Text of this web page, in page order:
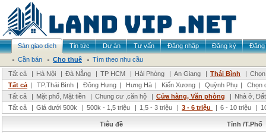
Sàn giao dịch Tin tức Dự án Tư vấn Đăng nhập Đăng ký
Đăng
Cần bán
Cho thuê
Tìm theo nhu cầu
Tất cả
| Hà Nội | Đà Nẵng | TP HCM | Hải Phòng | An Giang | Thái Bình |
Tất cả | TP.Thái Bình | Đông Hưng | Hưng Hà | Kiến Xương | Quỳnh Phụ |
Chọn
Tất cả
| Mặt phố, Mặt tiền | Chung cư ,căn hộ | Cửa hàng, Văn phòng | Nhà ở,
Tất cả
| Giá dưới 500k | 500k - 1,5 triệu | 1,5 - 3 triệu | 3 - 6 triệu | 6 - 10 triệu |
Tiêu đề
Tỉnh /T.Phố